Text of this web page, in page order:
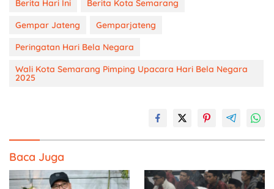
Berita Hari Ini
Berita Kota Semarang
Gempar Jateng
Gemparjateng
Peringatan Hari Bela Negara
Wali Kota Semarang Pimping Upacara Hari Bela Negara
2025
Baca Juga